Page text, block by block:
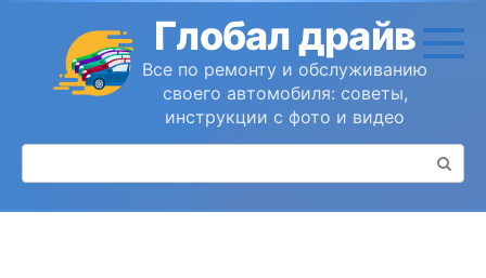
контенту
Глобал драйв
Все по ремонту и обслуживанию
своего автомобиля: советы,
инструкции с фото и видео
Поиск: